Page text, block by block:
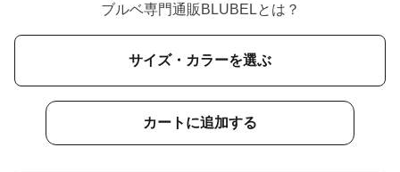
ブルベ専門通販BLUBELとは？
サイズ・カラーを選ぶ
カートに追加する